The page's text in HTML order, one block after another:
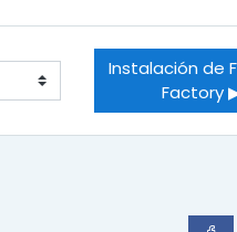
Instalación de
Factory